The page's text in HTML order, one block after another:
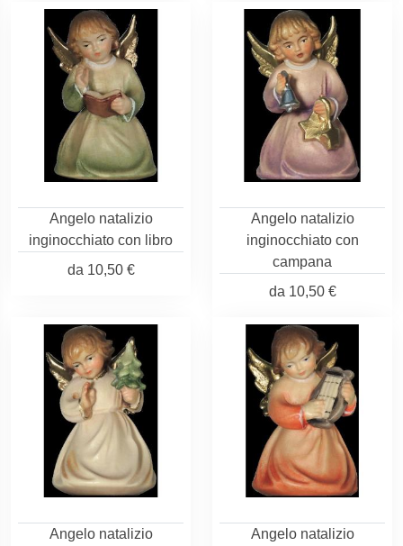
Angelo natalizio
inginocchiato con libro
da 10,50 €
Angelo natalizio
inginocchiato con
campana
da 10,50 €
Angelo natalizio
Angelo natalizio